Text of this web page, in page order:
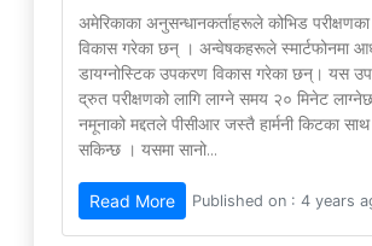
अमेरिकाका अनुसन्धानकर्ताहरूले कोभिड परीक्षणका
विकास गरेका छन् । अन्वेषकहरूले स्मार्टफोनमा
डायग्नोस्टिक उपकरण विकास गरेका छन्। यस
द्रुत परीक्षणको लागि लाग्ने समय २० मिनेट
नमूनाको मद्दतले पीसीआर जस्तै हार्मनी किटका साथ
सकिन्छ । यसमा सानो...
Read More Published on : 4 years